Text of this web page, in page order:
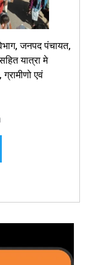
जनपद पंचायत,
यात्रा मे
एवं